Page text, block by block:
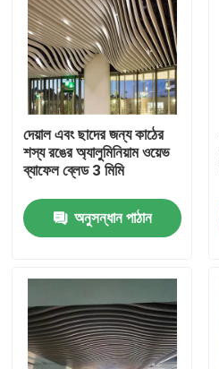
পণ্য
ভিডিও
দেয়াল এবং ছাদের জন্য কাঠের
শস্য রঙের অ্যালুমিনিয়াম ওয়েভ
ব্যাফেল ব্লেড 3 মিমি
অনুসন্ধান পাঠান